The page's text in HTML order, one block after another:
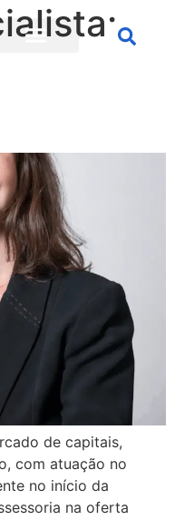
de capitais,
com atuação no
no início da
na oferta